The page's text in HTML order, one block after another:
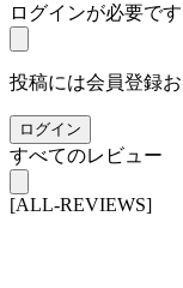
ログインが必要です
投稿には会員登録
ログイン
すべてのレビュー
[ALL-REVIEWS]